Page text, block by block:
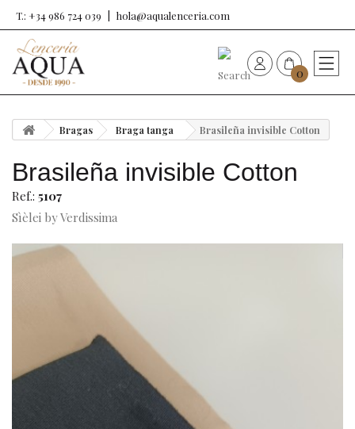
T.: +34 986 724 039 hola@aqualenceria.com
0
Baño de mujer
Ropa y complementos
Lencería
Prendas moldeadoras
Bragas Braga tanga Brasileña invisible Cotton
Brasileña invisible Cotton
Ref.: 5107
Sìèlei by Verdissima